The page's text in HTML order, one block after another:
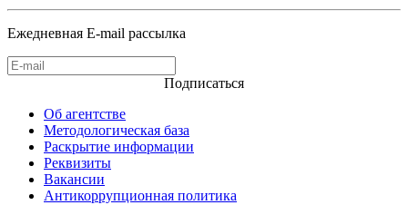
Ежедневная E-mail рассылка
Подписаться
Об агентстве
Методологическая база
Раскрытие информации
Реквизиты
Вакансии
Антикоррупционная политика